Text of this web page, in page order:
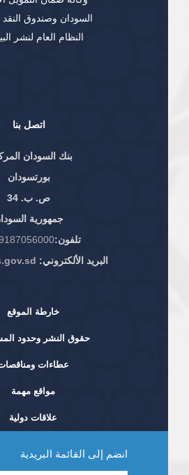
اتصل بنا
بنك السودان
بورتسودان
ص. ب. 34
جمهورية
تلفون:
البريد الألكتروني:
السودان وصندوق النقد
النظام العام لنشر
خارطة الموقع
حقوق النشر وحدود
عطاءات
مواقع مهمة
علاقات دولية
انضم إلى القائمة البريدية